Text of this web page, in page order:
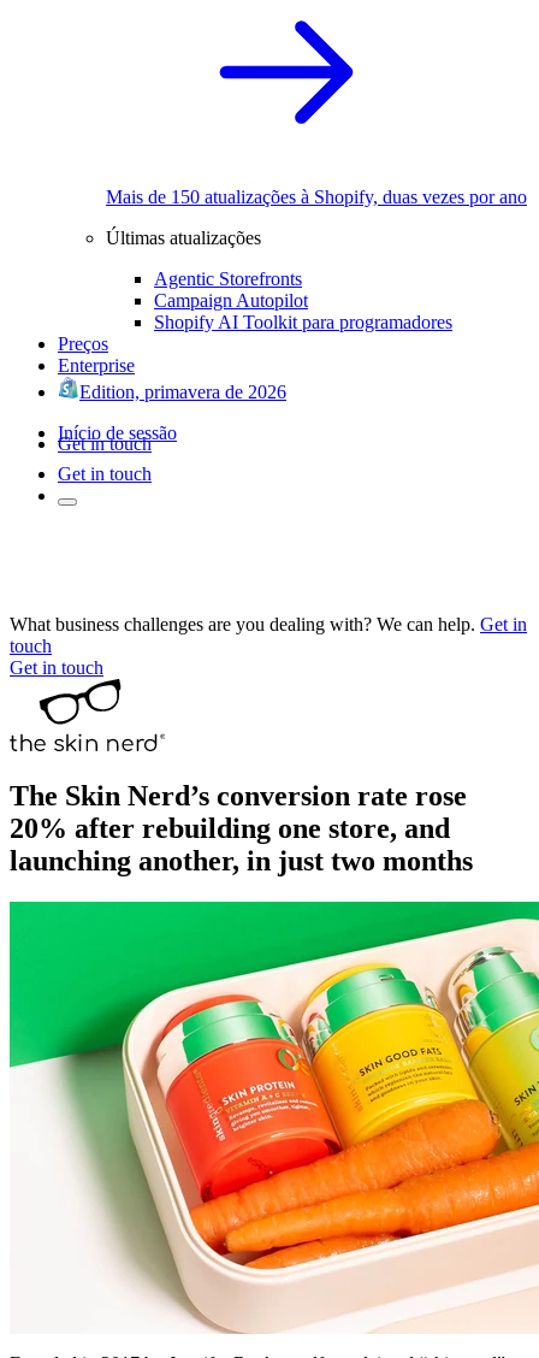
Mais de 150 atualizações à Shopify, duas vezes por ano
Últimas atualizações
Agentic Storefronts
Campaign Autopilot
Shopify AI Toolkit para programadores
Preços
Enterprise
Edition, primavera de 2026
Início de sessão
Get in touch
Get in touch
What business challenges are you dealing with? We can help. Get in
touch
Get in touch
The Skin Nerd’s conversion rate rose
20% after rebuilding one store, and
launching another, in just two months